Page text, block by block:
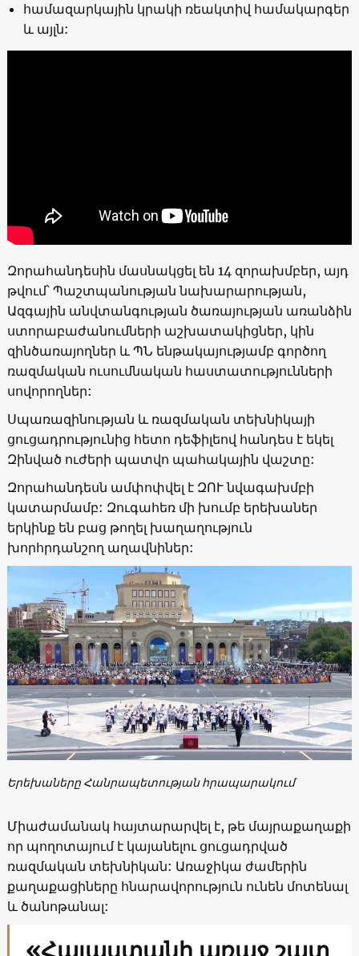
համազարկային կրակի ռեակտիվ համակարգեր
և այլն:
Զորահանդեսին մասնակցել են 14 զորախմբեր, այդ
թվում՝ Պաշտպանության նախարարության,
Ազգային անվտանգության ծառայության առանձին
ստորաբաժանումների աշխատակիցներ, կին
զինծառայողներ և ՊՆ ենթակայությամբ գործող
ռազմական ուսումնական հաստատությունների
սովորողներ:
Սպառազինության և ռազմական տեխնիկայի
ցուցադրությունից հետո դեֆիլեով հանդես է եկել
Զինված ուժերի պատվո պահակային վաշտը:
Զորահանդեսն ամփոփվել է ԶՈՒ նվագախմբի
կատարմամբ: Զուգահեռ մի խումբ երեխաներ
երկինք են բաց թողել խաղաղություն
խորհրդանշող աղավնիներ:
Երեխաները Հանրապետության հրապարակում
Միաժամանակ հայտարարվել է, թե մայրաքաղաքի
որ պողոտայում է կայանելու ցուցադրված
ռազմական տեխնիկան: Առաջիկա ժամերին
քաղաքացիները հնարավորություն ունեն մոտենալ
և ծանոթանալ: